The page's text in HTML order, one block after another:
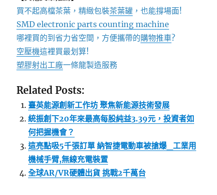
買不起高檔茶葉，精緻包裝茶葉罐 ，也能撐場面!
SMD electronic parts counting machine
哪裡買的到省力省空間，方便攜帶的購物推車?
空壓機這裡買最划算!
塑膠射出工廠一條龍製造服務
Related Posts:
臺英能源創新工作坊 聚焦新能源技術發展
統振創下20年來最高每股純益3.39元，投資者如
何把握機會？
這亮點吸5千張訂單 納智捷電動車被搶爆_工業用
機械手臂,無線充電裝置
全球AR/VR硬體出貨 挑戰2千萬台